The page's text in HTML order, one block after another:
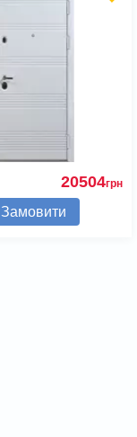
20504грн
Замовити